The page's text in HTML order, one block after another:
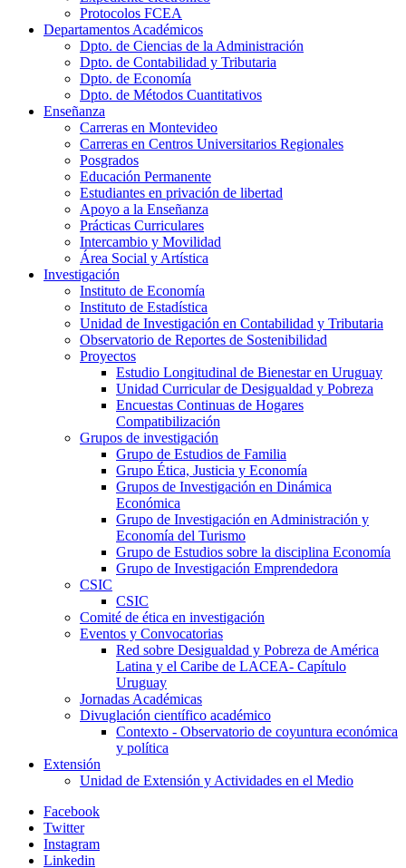
Protocolos FCEA
Departamentos Académicos
Dpto. de Ciencias de la Administración
Dpto. de Contabilidad y Tributaria
Dpto. de Economía
Dpto. de Métodos Cuantitativos
Enseñanza
Carreras en Montevideo
Carreras en Centros Universitarios Regionales
Posgrados
Educación Permanente
Estudiantes en privación de libertad
Apoyo a la Enseñanza
Prácticas Curriculares
Intercambio y Movilidad
Área Social y Artística
Investigación
Instituto de Economía
Instituto de Estadística
Unidad de Investigación en Contabilidad y Tributaria
Observatorio de Reportes de Sostenibilidad
Proyectos
Estudio Longitudinal de Bienestar en Uruguay
Unidad Curricular de Desigualdad y Pobreza
Encuestas Continuas de Hogares
Compatibilización
Grupos de investigación
Grupo de Estudios de Familia
Grupo Ética, Justicia y Economía
Grupos de Investigación en Dinámica
Económica
Grupo de Investigación en Administración y
Economía del Turismo
Grupo de Estudios sobre la disciplina Economía
Grupo de Investigación Emprendedora
CSIC
CSIC
Comité de ética en investigación
Eventos y Convocatorias
Red sobre Desigualdad y Pobreza de América
Latina y el Caribe de LACEA- Capítulo
Uruguay
Jornadas Académicas
Divuglación científico académico
Contexto - Observatorio de coyuntura económica
y política
Extensión
Unidad de Extensión y Actividades en el Medio
Facebook
Twitter
Instagram
Linkedin